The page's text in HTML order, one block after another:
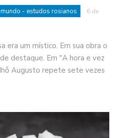
- estudos rosianos
6 de
era um místico. Em sua obra o
destaque. Em "A hora e vez
Augusto repete sete vezes